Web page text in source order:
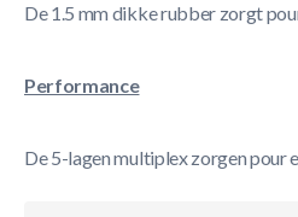
De 1.5 mm dikke rubber zorgt
Performance
De 5-lagen multiplex zorgen pour